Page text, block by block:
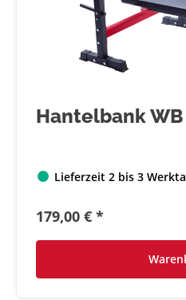
Hantelbank WB
Lieferzeit 2 bis 3
179,00 € *